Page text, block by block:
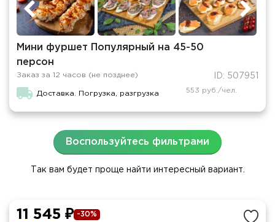
Мини фуршет Популярный на 45-50
персон
Заказ за 12 часов (не позднее) ID: 507951
Доставка. Погрузка, разгрузка 553 руб./чел.
Воспользуйтесь фильтрами
Так вам будет проще найти интересный вариант.
11 545 ₽ -30%